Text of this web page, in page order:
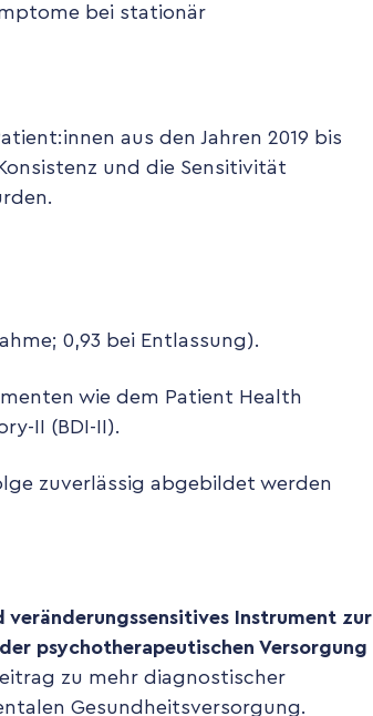
bei stationär
aus den Jahren 2019 bis
und die Sensitivität
0,93 bei Entlassung).
wie dem Patient Health
II (BDI-II).
zuverlässig abgebildet werden
veränderungssensitives Instrument zur
psychotherapeutischen Versorgung
zu mehr diagnostischer
Gesundheitsversorgung.